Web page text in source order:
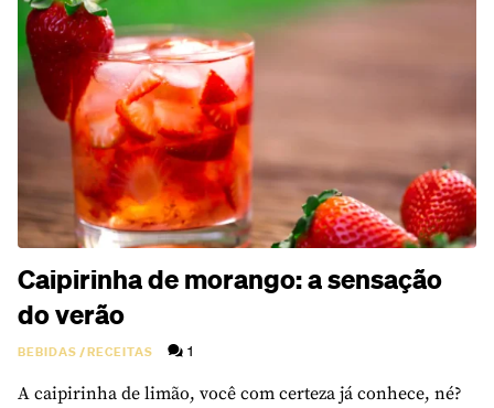
Caipirinha de morango: a sensação
do verão
BEBIDAS/RECEITAS 1
A caipirinha de limão, você com certeza já conhece, né?